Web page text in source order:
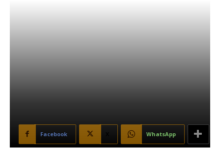
Facebook WhatsApp